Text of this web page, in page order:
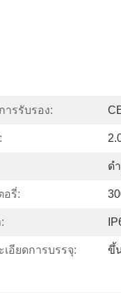
ารรับรอง:
ด
อรี่:
เอียดการบรรจุ: ขึ้